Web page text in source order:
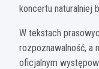
koncertu naturalniej
W tekstach
rozpoznawalność, a
oficjalnym